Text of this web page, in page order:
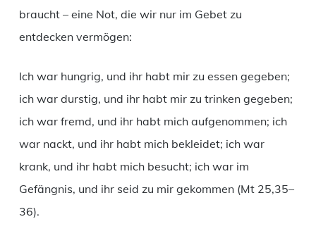
braucht – eine Not, die wir nur im Gebet zu
entdecken vermögen:
Ich war hungrig, und ihr habt mir zu essen gegeben;
ich war durstig, und ihr habt mir zu trinken gegeben;
ich war fremd, und ihr habt mich aufgenommen; ich
war nackt, und ihr habt mich bekleidet; ich war
krank, und ihr habt mich besucht; ich war im
Gefängnis, und ihr seid zu mir gekommen (Mt 25,35–
36).